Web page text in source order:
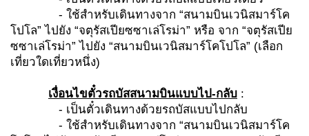
- ใช้สำหรับเดินทางจาก “สนามบินเวนิสมาร์โค
โปโล” ไปยัง “จตุรัสเปียซซาเล่โรม่า” หรือ จาก “จตุรัสเปีย
ซซาเล่โรม่า” ไปยัง “สนามบินเวนิสมาร์โคโปโล” (เลือก
เที่ยวใดเที่ยวหนึ่ง)
เงื่อนไขตั๋วรถบัสสนามบินแบบไป-กลับ :
- เป็นตั๋วเดินทางด้วยรถบัสแบบไปกลับ
- ใช้สำหรับเดินทางจาก “สนามบินเวนิสมาร์โค